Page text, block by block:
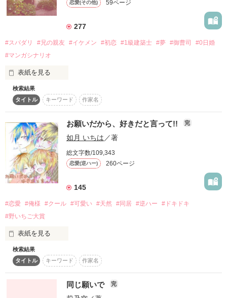
* * *
続編第１弾『悠久の貴女へ』
現在執筆中
（ひとひらとは関係なし）
もよろしくお願いします
作品を読む
「ハルは、オレと一緒にいたくないの？」
いつだって、
はじめてのケンカ。
◆　　　◆　　　◆
「陽菜ちゃん、オレと付き合って！」
ハルに横恋慕する新入生、
◆　　　◆　　　◆
「ねえ、カナ。……起きてよ」
そして欲もない。
俺は彼女から無理にねだられたことは一回もなかった。
だけど、彼女は最期にたった一つだけ、俺にお願いをしたん
だ。
｢ねぇ、理央。お願いがあるんだ―――…｣
でもその時俺は―――…
恋愛(その他) 59ページ
277
#スパダリ #兄の親友 #イケメン #初恋 #1級建築士 #夢 #御曹司
#0日婚
#マンガシナリオ
表紙を見る
「香穂理(かほり)ちゃん、突然だけど俺の両親に会ってくれな
「……えっ？」
それって……？
久しぶりに兄の結婚式で会った渡瀬廉(わたらせ れん)に披露宴
準大手ゼネコンである渡瀬建設(わたらせけんせつ)の二男
渡瀬廉(わたらせれん)28歳
✕‬
検索結果
タイトル
キーワード 作家名
お願いだから、好きだと言って!! 完
如月 いちは ／著
総文字数/109,343
恋愛(逆ハー) 260ページ
145
#恋愛 #俺様 #クール #可愛い #天然 #同居 #逆ハー
#ドキドキ
#野いちご大賞
表紙を見る
イケメン３兄弟と、
ひとつ屋根の下で同居生活！？
検索結果
タイトル
キーワード 作家名
同じ願いで 完